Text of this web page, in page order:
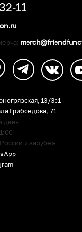
13/3c1
Грибоедова, 71
день
и зарубеж
11